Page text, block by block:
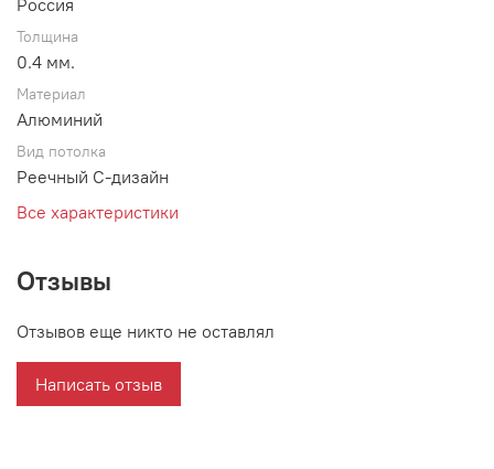
Россия
Толщина
0.4 мм.
Материал
Алюминий
Вид потолка
Реечный С-дизайн
Все характеристики
Отзывы
Отзывов еще никто не оставлял
Написать отзыв